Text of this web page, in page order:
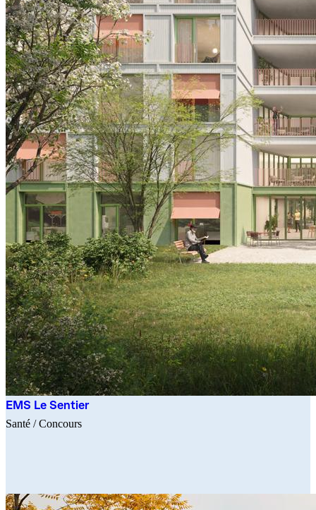
EMS Le Sentier
Santé / Concours